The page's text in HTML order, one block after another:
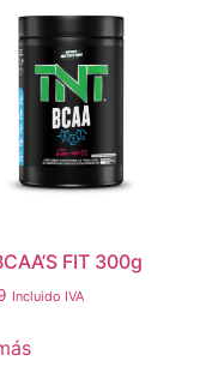
FIT 300g
Incluido IVA